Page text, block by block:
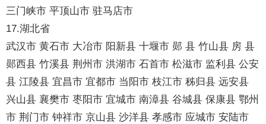
三门峡市 平顶山市 驻马店市
17.湖北省
武汉市 黄石市 大冶市 阳新县 十堰市 郧 县 竹山县 房 县
郧西县 竹溪县 荆州市 洪湖市 石首市 松滋市 监利县 公安
县 江陵县 宜昌市 宜都市 当阳市 枝江市 秭归县 远安县
兴山县 襄樊市 枣阳市 宜城市 南漳县 谷城县 保康县 鄂州
市 荆门市 钟祥市 京山县 沙洋县 孝感市 应城市 安陆市